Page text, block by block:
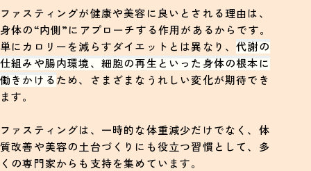
ファスティングが健康や美容に良いとされる理由は、
身体の“内側”にアプローチする作用があるからです。
単にカロリーを減らすダイエットとは異なり、代謝の
仕組みや腸内環境、細胞の再生といった身体の根本に
働きかけるため、さまざまなうれしい変化が期待でき
ます。
ファスティングは、一時的な体重減少だけでなく、体
質改善や美容の土台づくりにも役立つ習慣として、多
くの専門家からも支持を集めています。